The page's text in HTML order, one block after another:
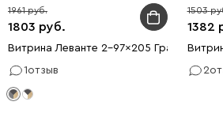
1803
1961
Витрина Леванте 2-97x205 Графитовый
1отзыв
1382
1503
2